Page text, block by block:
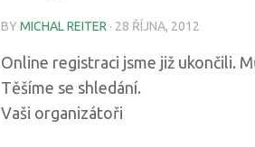
BY MICHAL REITER · 28 ŘÍJNA, 2012
Online registraci jsme již ukončili.
Těšíme se shledání.
Vaši organizátoři